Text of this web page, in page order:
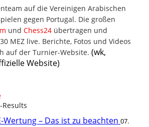
auf die Vereinigen Arabischen
gegen Portugal. Die großen
und Chess24 übertragen und
MEZ live. Berichte, Fotos und Videos
auf der Turnier-Website. (wk,
Website)
Results
Wertung – Das ist zu beachten 07.